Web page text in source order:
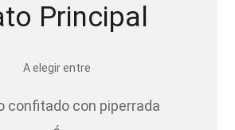
Principal
A elegir entre
confitado con piperrada